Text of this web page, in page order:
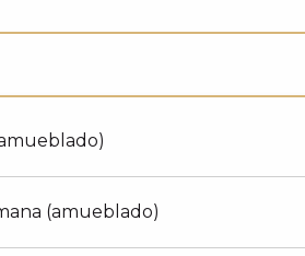
(amueblado)